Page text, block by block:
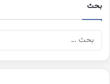
بحث